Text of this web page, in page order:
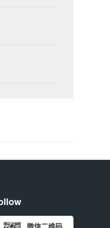
微信二维码